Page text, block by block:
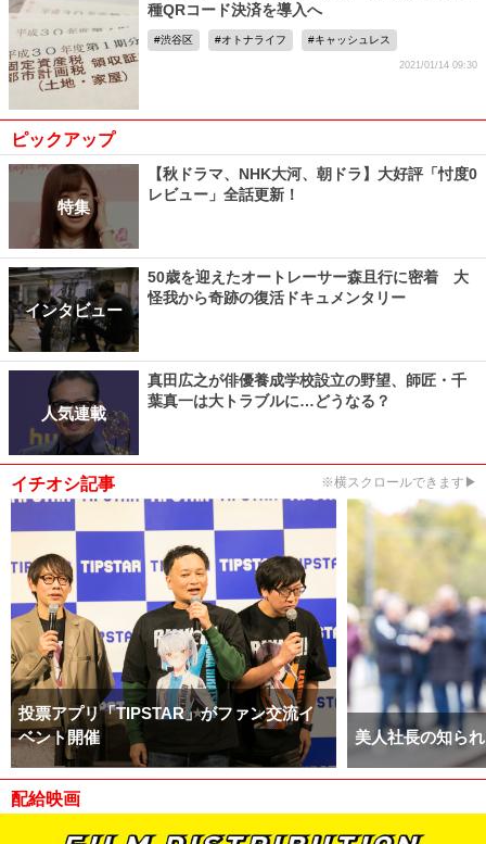
種QRコード決済を導入へ
渋谷区 オトナライフ キャッシュレス
2021/01/14 09:30
ピックアップ
特集
【秋ドラマ、NHK大河、朝ドラ】大好評「忖度0
レビュー」全話更新！
インタビュー
50歳を迎えたオートレーサー森且行に密着 大
怪我から奇跡の復活ドキュメンタリー
人気連載
真田広之が俳優養成学校設立の野望、師匠・千
葉真一は大トラブルに…どうなる？
イチオシ記事 ※横スクロールできます▶
投票アプリ「TIPSTAR」がファン交流イ
ベント開催
美人社長の知ら
配給映画